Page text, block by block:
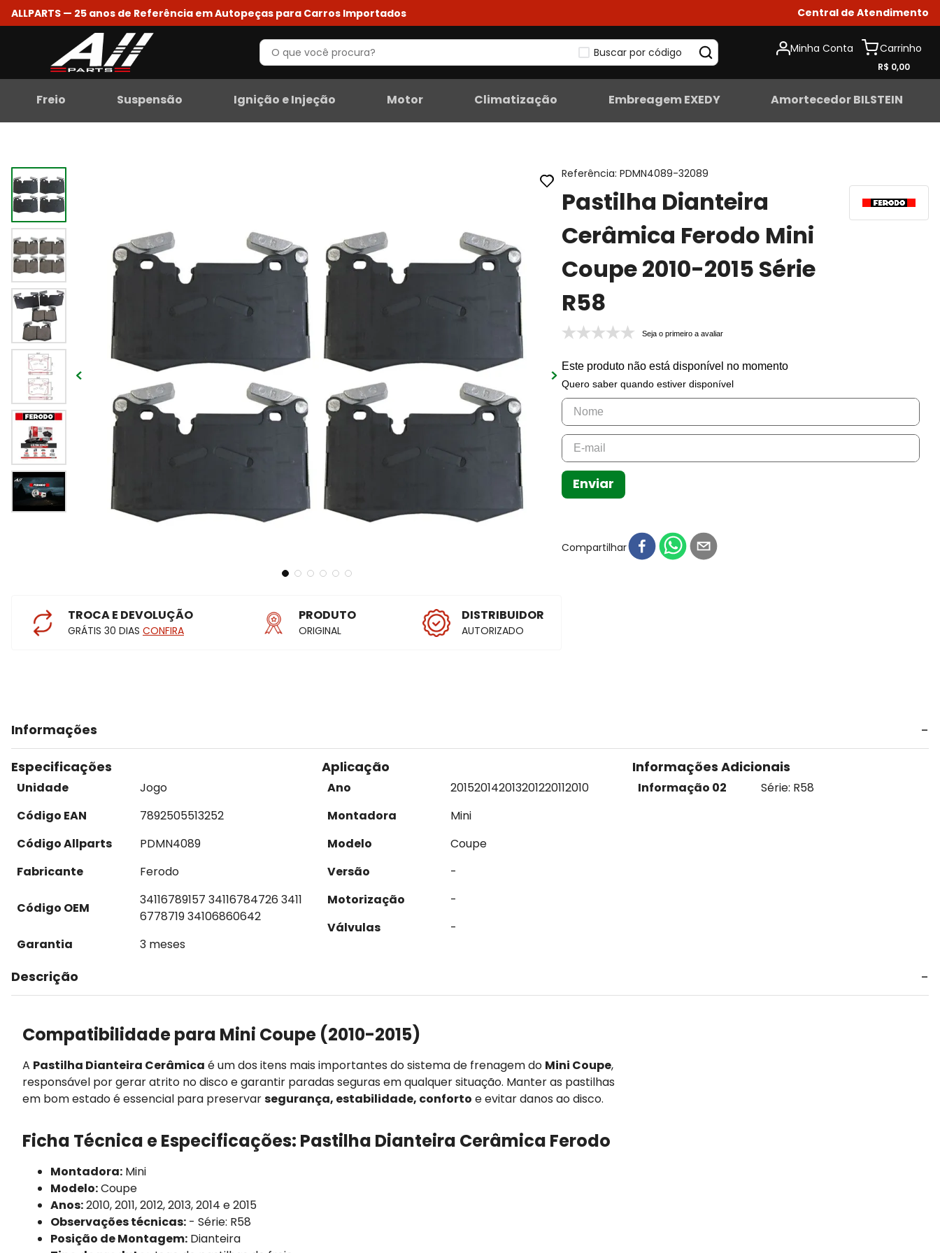
ALLPARTS — 25 anos de Referência em Autopeças para Carros Importados Central de Atendimento
Buscar por código Minha Conta
R$ 0,00
Freio Suspensão Ignição e Injeção Motor Climatização Embreagem EXEDY Amortecedor BILSTEIN
TROCA E DEVOLUÇÃO
GRÁTIS 30 DIAS CONFIRA
PRODUTO
ORIGINAL
DISTRIBUIDOR
AUTORIZADO
Referência:PDMN4089-32089
Pastilha Dianteira
Cerâmica Ferodo Mini
Coupe 2010-2015 Série
R58
Seja o primeiro a avaliar
Este produto não está disponível no momento
Quero saber quando estiver disponível
Enviar
Compartilhar
Informações
Especificações
Unidade
Jogo
Código EAN
7892505513252
Código Allparts
PDMN4089
Fabricante
Ferodo
Código OEM
34116789157 34116784726 3411
6778719 34106860642
Garantia
3 meses
Aplicação
Ano 201520142013201220112010
Montadora
Mini
Modelo
Coupe
Versão
-
Motorização
-
Válvulas
-
Informações Adicionais
Informação 02 Série: R58
Descrição
Compatibilidade para Mini Coupe (2010-2015)
A Pastilha Dianteira Cerâmica é um dos itens mais importantes do sistema de frenagem do Mini Coupe,
responsável por gerar atrito no disco e garantir paradas seguras em qualquer situação. Manter as pastilhas
em bom estado é essencial para preservarsegurança, estabilidade, conforto e evitar danos ao disco.
Ficha Técnica e Especificações: Pastilha Dianteira Cerâmica Ferodo
Montadora: Mini
Modelo:Coupe
Anos:2010, 2011, 2012, 2013, 2014 e 2015
Observações técnicas: - Série: R58
Posição de Montagem: Dianteira